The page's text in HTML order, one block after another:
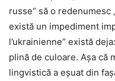
russe“ să o redenumesc
există un impediment
l’ukrainienne“ există
plină de culoare. Așa că
lingvistică a eșuat din